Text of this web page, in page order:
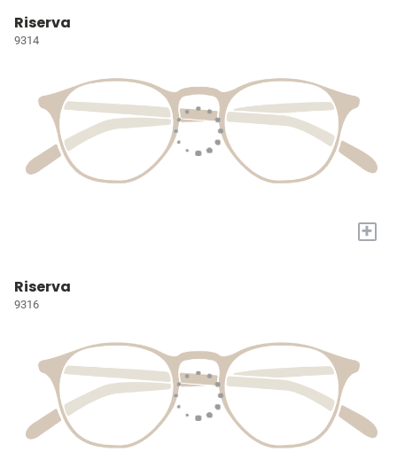
Riserva
9314
+
Riserva
9316